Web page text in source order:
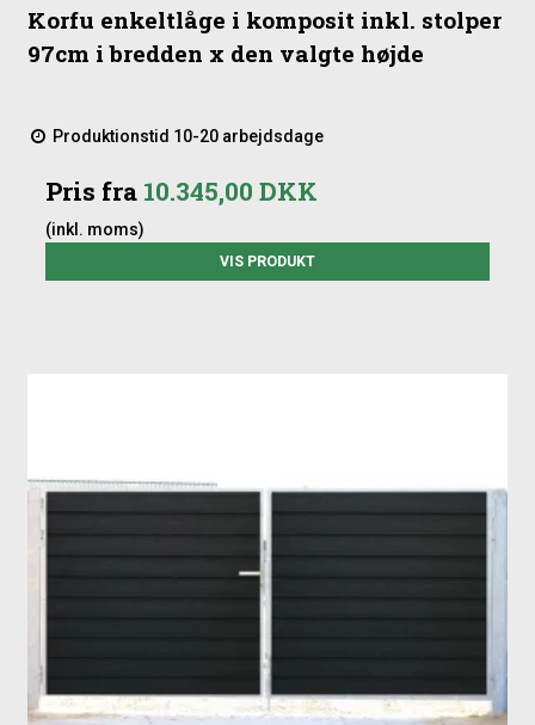
Korfu enkeltlåge i komposit inkl. stolper
97cm i bredden x den valgte højde
Produktionstid 10-20 arbejdsdage
Pris fra 10.345,00 DKK
(inkl. moms)
VIS PRODUKT